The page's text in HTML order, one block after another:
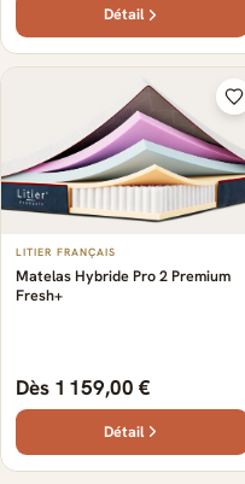
Détail
LITIER FRANÇAIS
Matelas Hybride Pro 2 Premium
Fresh+
Dès 1 159,00 €
Détail